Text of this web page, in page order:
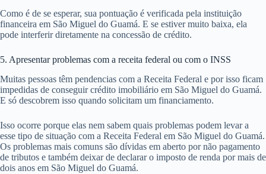
Oscore de créditoé uma espécie de pontuação dada por empresas
como SERASA e PAC, baseada no seu histórico de compras em São
Miguel do Guamá, bem como em pagamentos, dívidas e outros fatores
atrasa pagamentos, mesmo que seu nome esteja limpo, sua nota
diminui.
Como é de se esperar, sua pontuação é verificada pela instituição
financeira em São Miguel do Guamá. E se estiver muito baixa, ela